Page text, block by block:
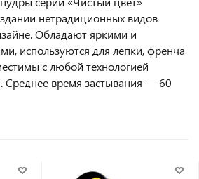
нетрадиционных видов
Обладают яркими и
используются для лепки, френча
с любой технологией
Среднее время застывания — 60